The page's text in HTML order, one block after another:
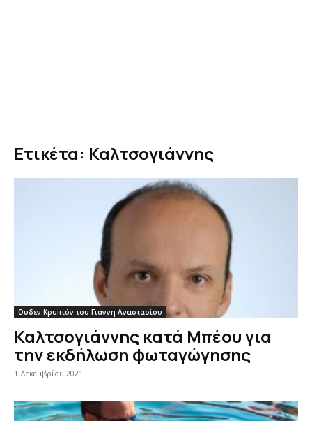
Ετικέτα: Καλτσογιάννης
Ουδέν Κρυπτόν του Γιάννη Αναστασίου
Καλτσογιάννης κατά Μπέου για
την εκδήλωση φωταγώγησης
1 Δεκεμβρίου 2021